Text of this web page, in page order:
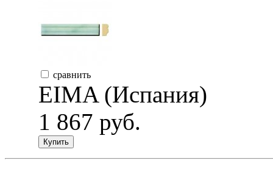
сравнить
EIMA (Испания)
1 867 руб.
Купить